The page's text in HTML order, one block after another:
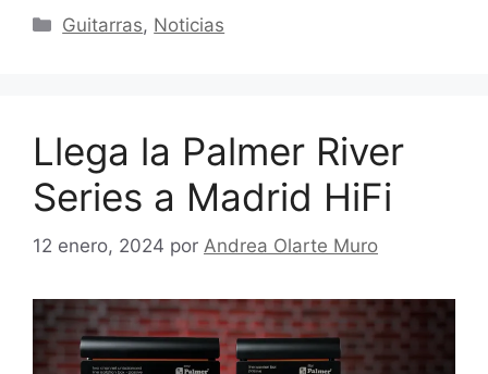
Categorías
Guitarras, Noticias
Llega la Palmer River
Series a Madrid HiFi
12 enero, 2024 por Andrea Olarte Muro